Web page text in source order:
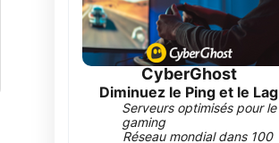
CyberGhost
Diminuez le Ping et le Lag
Serveurs optimisés pour le
gaming
Réseau mondial dans 100